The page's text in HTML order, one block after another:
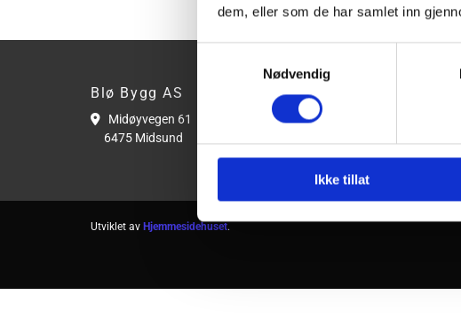
dem, eller som de har samlet inn
Nødvendig
Ikke tillat
Blø Bygg AS
 Midøyvegen 61
6475 Midsund
Utviklet av Hjemmesidehuset.